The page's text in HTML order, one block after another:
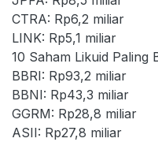
CTRA: Rp6,2 miliar
LINK: Rp5,1 miliar
10 Saham Likuid Paling
BBRI: Rp93,2 miliar
BBNI: Rp43,3 miliar
GGRM: Rp28,8 miliar
ASII: Rp27,8 miliar